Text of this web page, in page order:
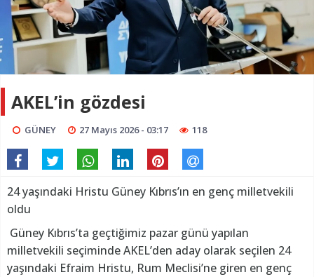
AKEL’in gözdesi
GÜNEY 27 Mayıs 2026 - 03:17 118
24 yaşındaki Hristu Güney Kıbrıs’ın en genç milletvekili
oldu
Güney Kıbrıs’ta geçtiğimiz pazar günü yapılan
milletvekili seçiminde AKEL’den aday olarak seçilen 24
yaşındaki Efraim Hristu, Rum Meclisi’ne giren en genç